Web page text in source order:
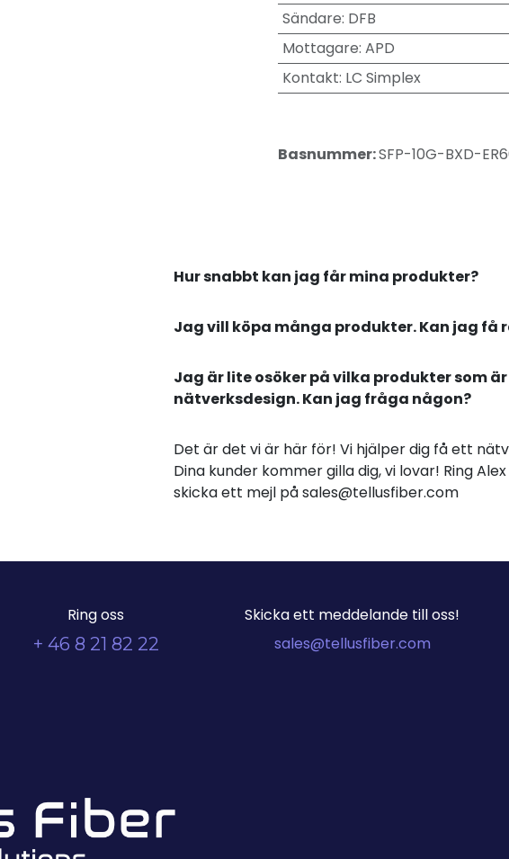
Sändare: DFB
Mottagare: APD
Kontakt: LC Simplex
Basnummer:SFP-10G-BXD-
Hur snabbt kan jag får mina produkter?
Jag vill köpa många produkter. Kan jag få
Jag är lite osöker på vilka produkter som
nätverksdesign. Kan jag fråga någon?
Det är det vi är här för! Vi hjälper dig få ett
Dina kunder kommer gilla dig, vi lovar! Ring
skicka ett mejl på sales@tellusfiber.com
Ring oss
+ 46 8 21 82 22
Skicka ett meddelande till oss!
sales@tellusfiber.com